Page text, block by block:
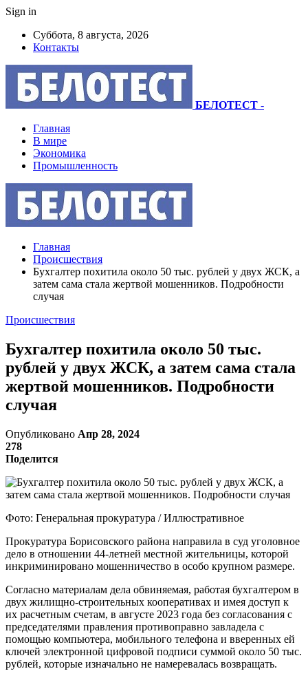
Sign in
Суббота, 8 августа, 2026
Контакты
БЕЛОТЕСТ -
Главная
В мире
Экономика
Промышленность
Главная
Происшествия
Бухгалтер похитила около 50 тыс. рублей у двух ЖСК, а
затем сама стала жертвой мошенников. Подробности
случая
Происшествия
Бухгалтер похитила около 50 тыс.
рублей у двух ЖСК, а затем сама стала
жертвой мошенников. Подробности
случая
Опубликовано Апр 28, 2024
278
Поделится
Фото: Генеральная прокуратура / Иллюстративное
Прокуратура Борисовского района направила в суд уголовное
дело в отношении 44-летней местной жительницы, которой
инкриминировано мошенничество в особо крупном размере.
Согласно материалам дела обвиняемая, работая бухгалтером в
двух жилищно-строительных кооперативах и имея доступ к
их расчетным счетам, в августе 2023 года без согласования с
председателями правления противоправно завладела с
помощью компьютера, мобильного телефона и вверенных ей
ключей электронной цифровой подписи суммой около 50 тыс.
рублей, которые изначально не намеревалась возвращать.